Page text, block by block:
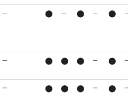
— ⬤ — ⬤ — ⬤ —
— ⬤ ⬤ ⬤ — ⬤ —
— ⬤ ⬤ ⬤ — ⬤ —